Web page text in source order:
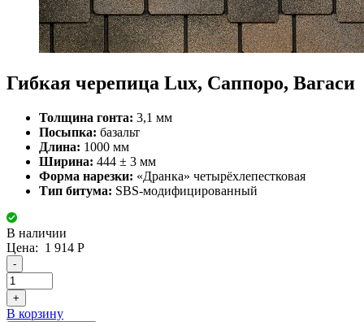
Гибкая черепица Lux, Саппоро, Вагаси
Толщина гонта: 3,1 мм
Посыпка: базальт
Длина: 1000 мм
Ширина: 444 ± 3 мм
Форма нарезки: «Дранка» четырёхлепестковая
Тип битума: SBS-модифицированный
В наличии
Цена: 1 914 Р
-
+
В корзину